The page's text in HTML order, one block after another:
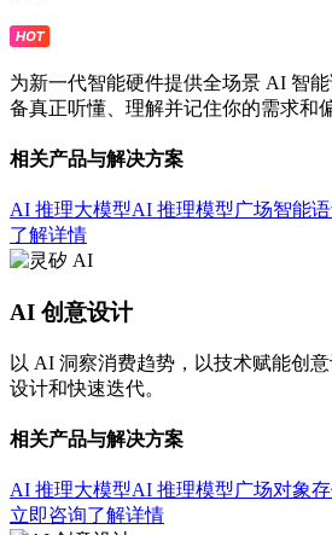
为新一代智能硬件提供全场景 AI 智
备真正听懂、理解并记住你的需求和
相关产品与解决方案
AI 推理大模型AI 推理模型广场智能
了解详情
AI 创意设计
以 AI 洞察消费趋势，以技术赋能创
设计和快速迭代。
相关产品与解决方案
AI 推理大模型AI 推理模型广场对象
立即咨询了解详情